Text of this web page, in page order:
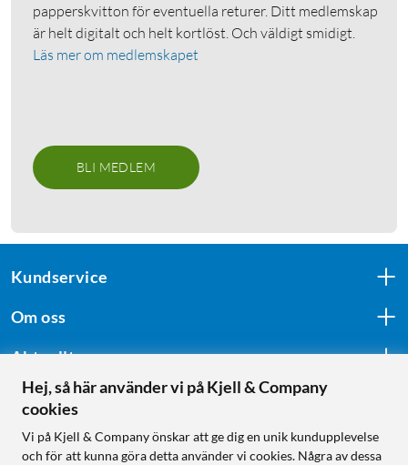
papperskvitton för eventuella returer. Ditt medlemskap
är helt digitalt och helt kortlöst. Och väldigt smidigt.
Läs mer om medlemskapet
BLI MEDLEM
Kundservice
Om oss
Aktuellt
Följ oss
Hej, så här använder vi på Kjell & Company
cookies
Vi på Kjell & Company önskar att ge dig en unik kundupplevelse
och för att kunna göra detta använder vi cookies. Några av dessa